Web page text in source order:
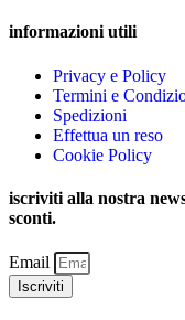
informazioni utili
Privacy e Policy
Termini e
Spedizioni
Effettua un reso
Cookie Policy
iscriviti alla nostra
sconti.
Email
Iscriviti